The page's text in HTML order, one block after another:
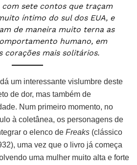
com sete contos que traçam
íntimo do sul dos EUA, e
de maneira muito terna as
humano, em
corações mais solitários.
um interessante vislumbre deste
de dor, mas também de
Num primeiro momento, no
à coletânea, os personagens de
o elenco de Freaks (clássico
uma vez que o livro já começa
uma mulher muito alta e forte